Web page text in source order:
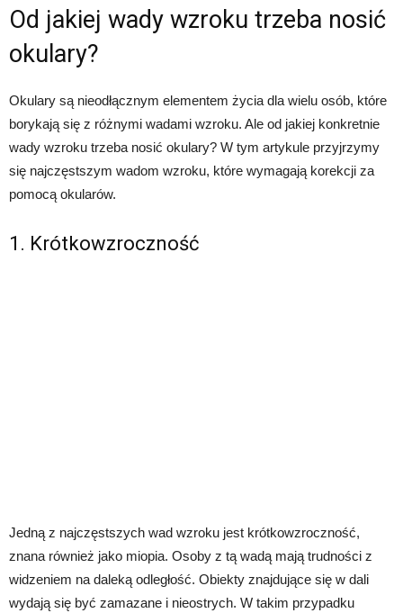
Od jakiej wady wzroku trzeba nosić
okulary?
Okulary są nieodłącznym elementem życia dla wielu osób, które
borykają się z różnymi wadami wzroku. Ale od jakiej konkretnie
wady wzroku trzeba nosić okulary? W tym artykule przyjrzymy
się najczęstszym wadom wzroku, które wymagają korekcji za
pomocą okularów.
1. Krótkowzroczność
Jedną z najczęstszych wad wzroku jest krótkowzroczność,
znana również jako miopia. Osoby z tą wadą mają trudności z
widzeniem na daleką odległość. Obiekty znajdujące się w dali
wydają się być zamazane i nieostrych. W takim przypadku